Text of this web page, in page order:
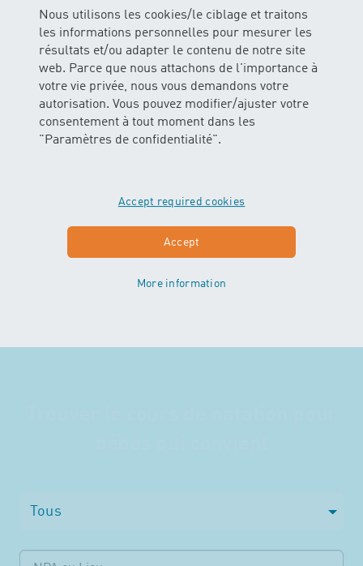
Nous utilisons les cookies/le ciblage et traitons
les informations personnelles pour mesurer les
résultats et/ou adapter le contenu de notre site
web. Parce que nous attachons de l'importance à
votre vie privée, nous vous demandons votre
autorisation. Vous pouvez modifier/ajuster votre
consentement à tout moment dans les
"Paramètres de confidentialité".
Accept required cookies
Accept
More information
rhumes avec un soutien en douceur
Les rhumes font partie du développement et ne
peuvent pas toujours être évités. En donnant beaucoup
à boire à ton enfant, en le laissant se reposer, en lui
offrant une présence affectueuse et en utilisant des
remèdes maison éprouvés tels que des gouttes d'eau
salée, des sachets d'oignons ou des inhalations, tu
au mieux ton enfant contre de nouvelles infections
Tous